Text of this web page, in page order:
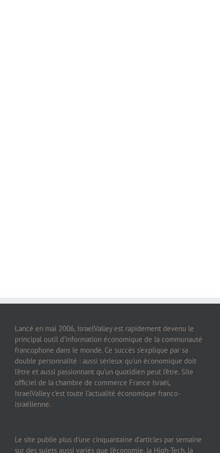
Lancé en mai 2006, IsraelValley est rapidement devenu le
principal outil d’information économique de la communauté
francophone dans le monde. Ce succès s’explique par sa
double personnalité : aussi sérieux qu’un économique doit
l’être et aussi passionnant qu’un quotidien peut l’être. Site
officiel de la chambre de commerce France Israël,
IsraelValley c’est toute l’actualité économique franco-
israélienne.
Le site publie plus d’une cinquantaine d’articles par semaine
sur des sujets aussi variés que l’économie, la High-Tech, la